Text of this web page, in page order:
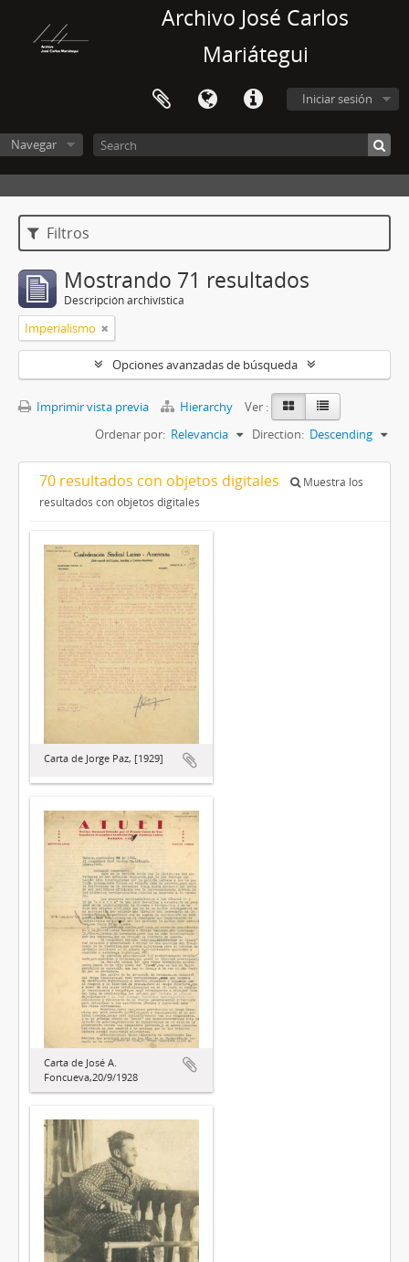
Archivo José Carlos
Mariátegui
Iniciar sesión
Navegar
Filtros
Mostrando 71 resultados
Descripción archivística
Imperialismo
Opciones avanzadas de búsqueda
Imprimir vista previa Hierarchy
Ver :
Ordenar por: Relevancia Direction: Descending
70 resultados con objetos digitales
Muestra los
resultados con objetos digitales
Carta de Jorge Paz, [1929]
Carta de José A.
Foncueva,20/9/1928